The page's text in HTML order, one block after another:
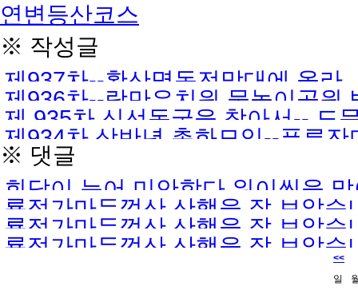
연변등산코스
※ 작성글
제937차--황산명동전망대에 올라
제936차--랑만유치원 물놀이공원
제 935차 신선동굴을 찾아서-- 도
제934차 상반년 총화모임--푸른잔
※ 댓글
회답이 늦어 미안합다.워이씬을
요.대포산가는길따라 가게 게속
룡정가마두껑산 산행을 잘 보았
상세하게 알려주시면 고맙겠습니
룡정가마두껑산 산행을 잘 보았
상세하게 알려주시면 고맙겠습니
룡정가마두껑산 산행을 잘 보았
상세하게 알려주시면 고맙겠습니
<<
일